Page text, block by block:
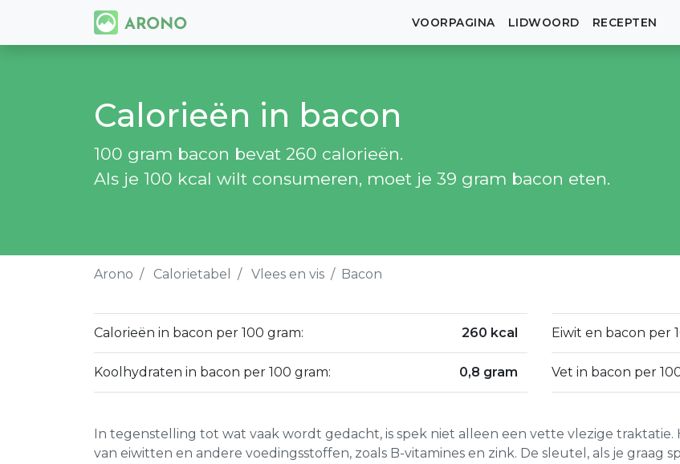
VOORPAGINA LIDWOORD RECEPTEN
Calorieën in bacon
100 gram bacon bevat 260 calorieën.
Als je 100 kcal wilt consumeren, moet je 39 gram bacon eten.
Arono Calorietabel Vlees en vis Bacon
Calorieën in bacon per 100 gram: 260 kcal
Koolhydraten in bacon per 100 gram: 0,8 gram
Eiwit en bacon per
Vet in bacon per
In tegenstelling tot wat vaak wordt gedacht, is spek niet alleen een vette vlezige traktatie.
van eiwitten en andere voedingsstoffen, zoals B-vitamines en zink. De sleutel, als je graag